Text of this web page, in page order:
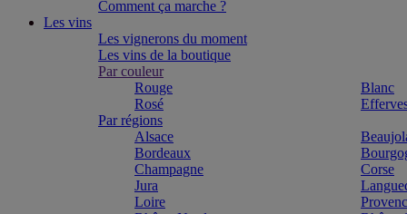
Comment ça marche ?
Les vins
Les vignerons du moment
Les vins de la boutique
Par couleur
Rouge
Blanc
Rosé
Par régions
Alsace
Bordeaux
Champagne
Corse
Jura
Loire